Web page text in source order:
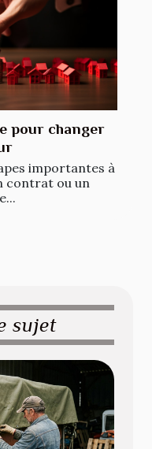
pour changer
importantes à
contrat ou un
sujet